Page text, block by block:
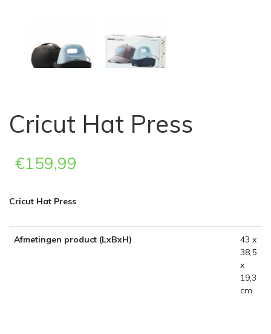
Cricut Hat Press
€159,99
Cricut Hat Press
Afmetingen product (LxBxH)
43 x
38,5
x
19,3
cm